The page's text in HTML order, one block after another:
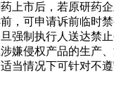
上市后，若原研药
，可申请诉前临时
强制执行人送达禁
嫌侵权产品的生产
当情况下可针对不